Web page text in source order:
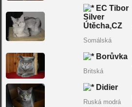
EC Tibor
Silver
Útěcha,CZ
Somálská
Borůvka
Britská
Didier
Ruská modrá